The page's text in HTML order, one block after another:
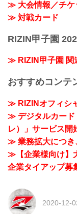
≫ 大会情報／チケ
≫ 対戦カード
RIZIN甲子園
≫ RIZIN甲子園 関
おすすめコンテ
≫ RIZINオフィシ
≫ デジタルカード
レ）」サービス開
≫ 業務拡大につき
≫【企業様向け】
企業タイアップ募
2020-12-